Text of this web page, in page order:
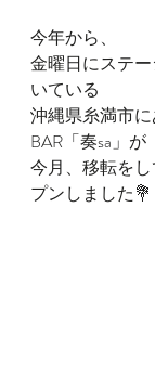
今年から、
金曜日にステ
いている
沖縄県糸満市
BAR「奏sa」が
今月、移転を
プンしました💐